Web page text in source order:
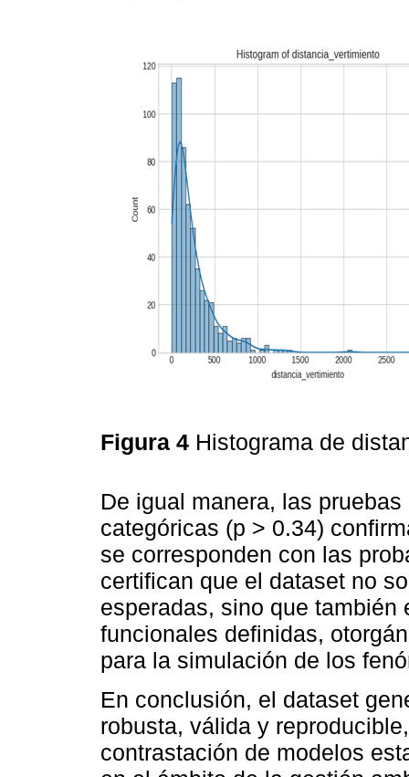
Figura 4 Histograma de
De igual manera, las
categóricas (p > 0.34)
se corresponden con las
certifican que el dataset no
esperadas, sino que
funcionales definidas,
para la simulación de los
En conclusión, el dataset
robusta, válida y
contrastación de modelos